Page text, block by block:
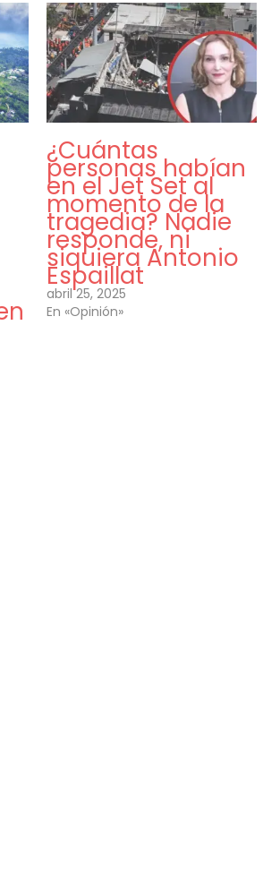
¿Cuántas
personas habían
en el Jet Set al
momento de la
tragedia? Nadie
responde, ni
siquiera Antonio
Espaillat
abril 25, 2025
En «Opinión»